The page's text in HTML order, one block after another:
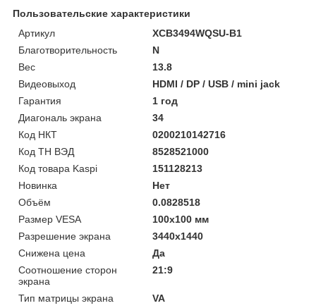
Пользовательские характеристики
Артикул
XCB3494WQSU-B1
Благотворительность
N
Вес
13.8
Видеовыход
HDMI / DP / USB / mini jack
Гарантия
1 год
Диагональ экрана
34
Код НКТ
0200210142716
Код ТН ВЭД
8528521000
Код товара Kaspi
151128213
Новинка
Нет
Объём
0.0828518
Размер VESA
100x100 мм
Разрешение экрана
3440х1440
Снижена цена
Да
Соотношение сторон
экрана
21:9
Тип матрицы экрана
VA